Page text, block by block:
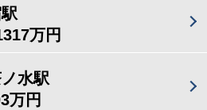
万円
水駅
万円